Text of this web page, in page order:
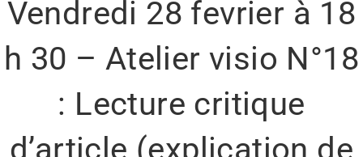
Vendredi 28 fevrier à 18
h 30 – Atelier visio N°18
: Lecture critique
d’article (explication de